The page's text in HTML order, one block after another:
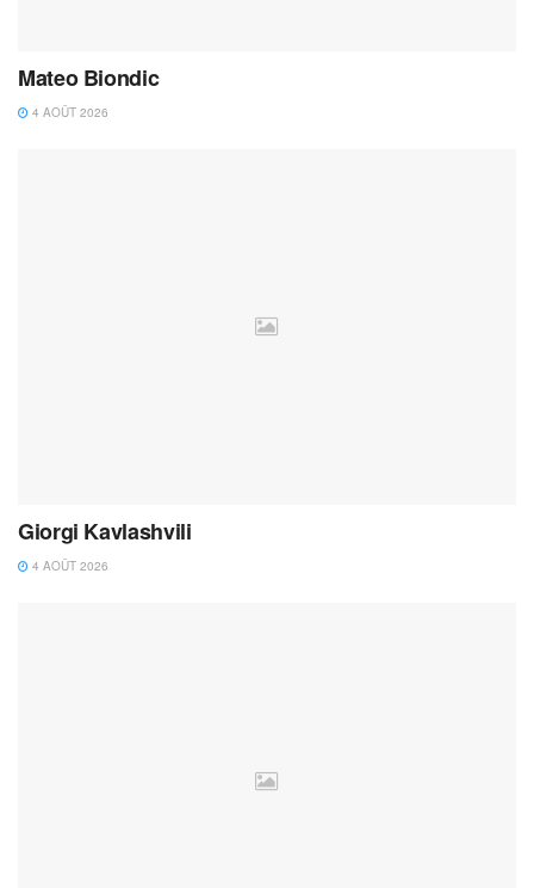
Mateo Biondic
4 AOÛT 2026
Giorgi Kavlashvili
4 AOÛT 2026